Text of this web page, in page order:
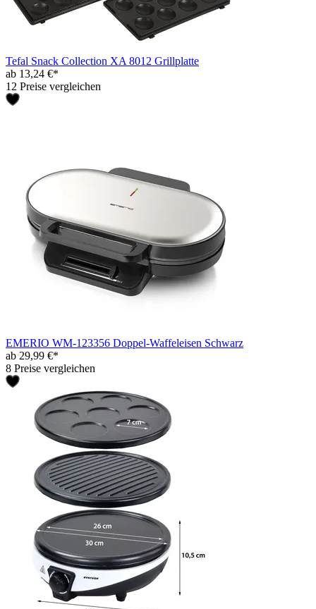
Tefal Snack Collection XA 8012 Grillplatte
ab 13,24 €*
12 Preise vergleichen
EMERIO WM-123356 Doppel-Waffeleisen Schwarz
ab 29,99 €*
8 Preise vergleichen